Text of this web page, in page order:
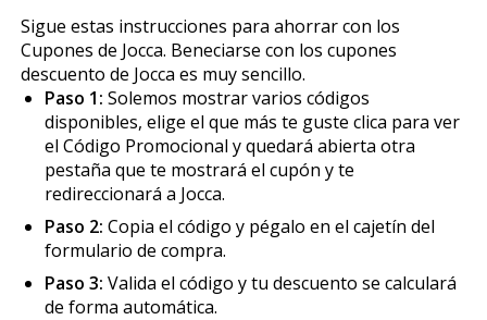
Sigue estas instrucciones para ahorrar con los
Cupones de Jocca. Beneficiarse con los cupones
descuento de Jocca es muy sencillo.
Paso 1: Solemos mostrar varios códigos
disponibles, elige el que más te guste clica para ver
el Código Promocional y quedará abierta otra
pestaña que te mostrará el cupón y te
redireccionará a Jocca.
Paso 2: Copia el código y pégalo en el cajetín del
formulario de compra.
Paso 3: Valida el código y tu descuento se calculará
de forma automática.